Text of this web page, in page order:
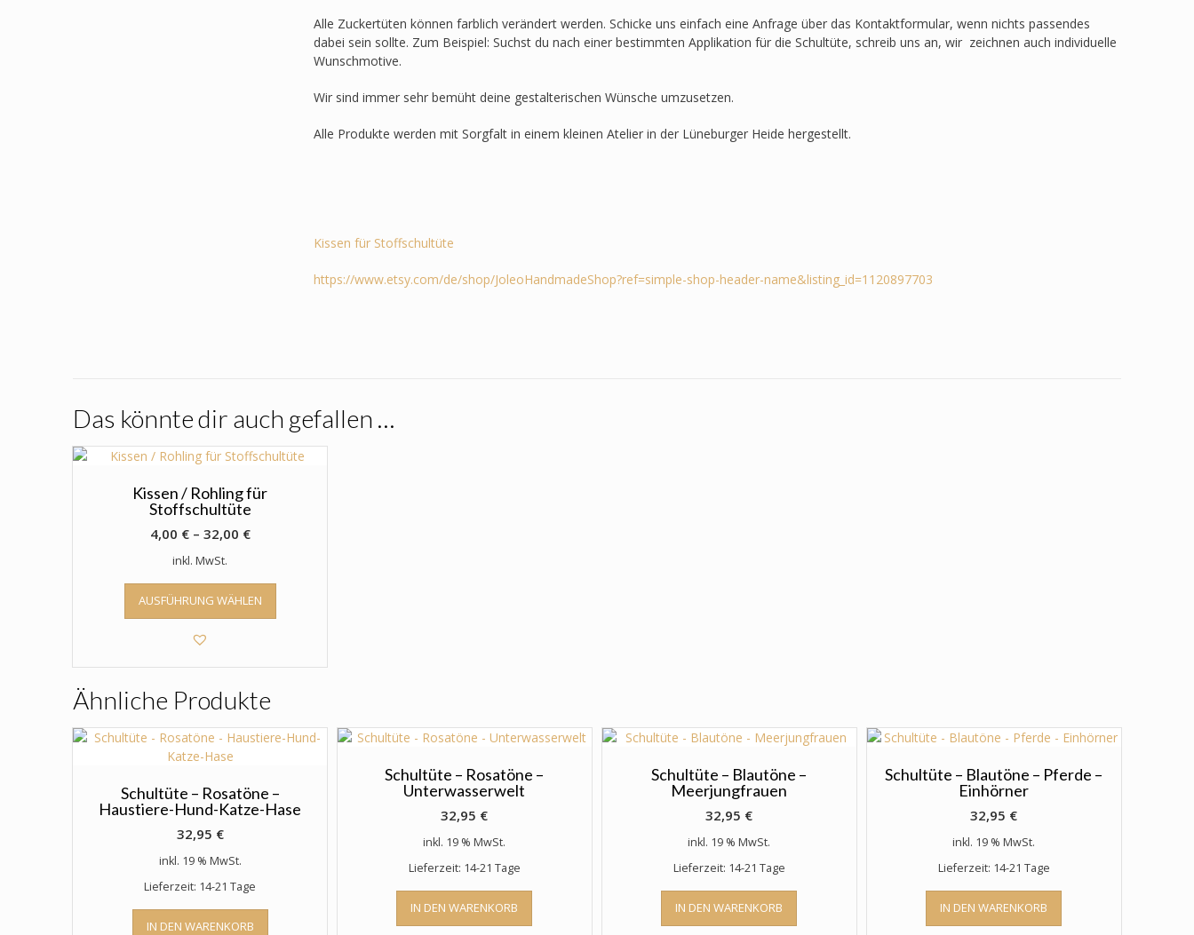
Alle Zuckertüten können farblich verändert werden. Schicke uns einfach eine Anfrage über das Kontaktformular, wenn nichts passendes
dabei sein sollte. Zum Beispiel: Suchst du nach einer bestimmten Applikation für die Schultüte, schreib uns an, wir zeichnen auch individuelle
Wunschmotive.
Wir sind immer sehr bemüht deine gestalterischen Wünsche umzusetzen.
Alle Produkte werden mit Sorgfalt in einem kleinen Atelier in der Lüneburger Heide hergestellt.
Kissen für Stoffschultüte
https://www.etsy.com/de/shop/JoleoHandmadeShop?ref=simple-shop-header-name&listing_id=1120897703
Das könnte dir auch gefallen …
Kissen / Rohling für
Stoffschultüte
4,00 €– 32,00 €
inkl. MwSt.
AUSFÜHRUNG WÄHLEN
Dieses
weist
können
Produktseite
gewählt
Ähnliche Produkte
Schultüte – Rosatöne –
Haustiere-Hund-Katze-Hase
32,95 €
inkl. 19 % MwSt.
Lieferzeit: 14-21 Tage
IN DEN WARENKORB
Schultüte – Rosatöne –
Unterwasserwelt
32,95 €
inkl. 19 % MwSt.
Lieferzeit: 14-21 Tage
IN DEN WARENKORB
Schultüte – Blautöne –
Meerjungfrauen
32,95 €
inkl. 19 % MwSt.
Lieferzeit: 14-21 Tage
IN DEN WARENKORB
Schultüte – Blautöne – Pferde –
Einhörner
32,95 €
inkl. 19 % MwSt.
Lieferzeit: 14-21 Tage
IN DEN WARENKORB